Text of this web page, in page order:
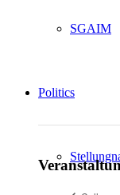
SGAIM
Politics